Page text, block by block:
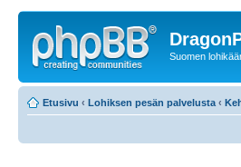
Suomen
Etusivu ‹ Lohiksen pesän palvelusta ‹